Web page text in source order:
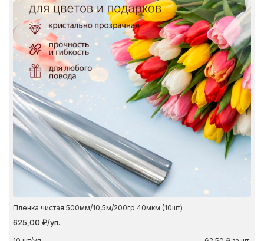
Пленка чистая 500мм/10,5м/200гр 40мкм (10шт)
625,00 ₽/уп.